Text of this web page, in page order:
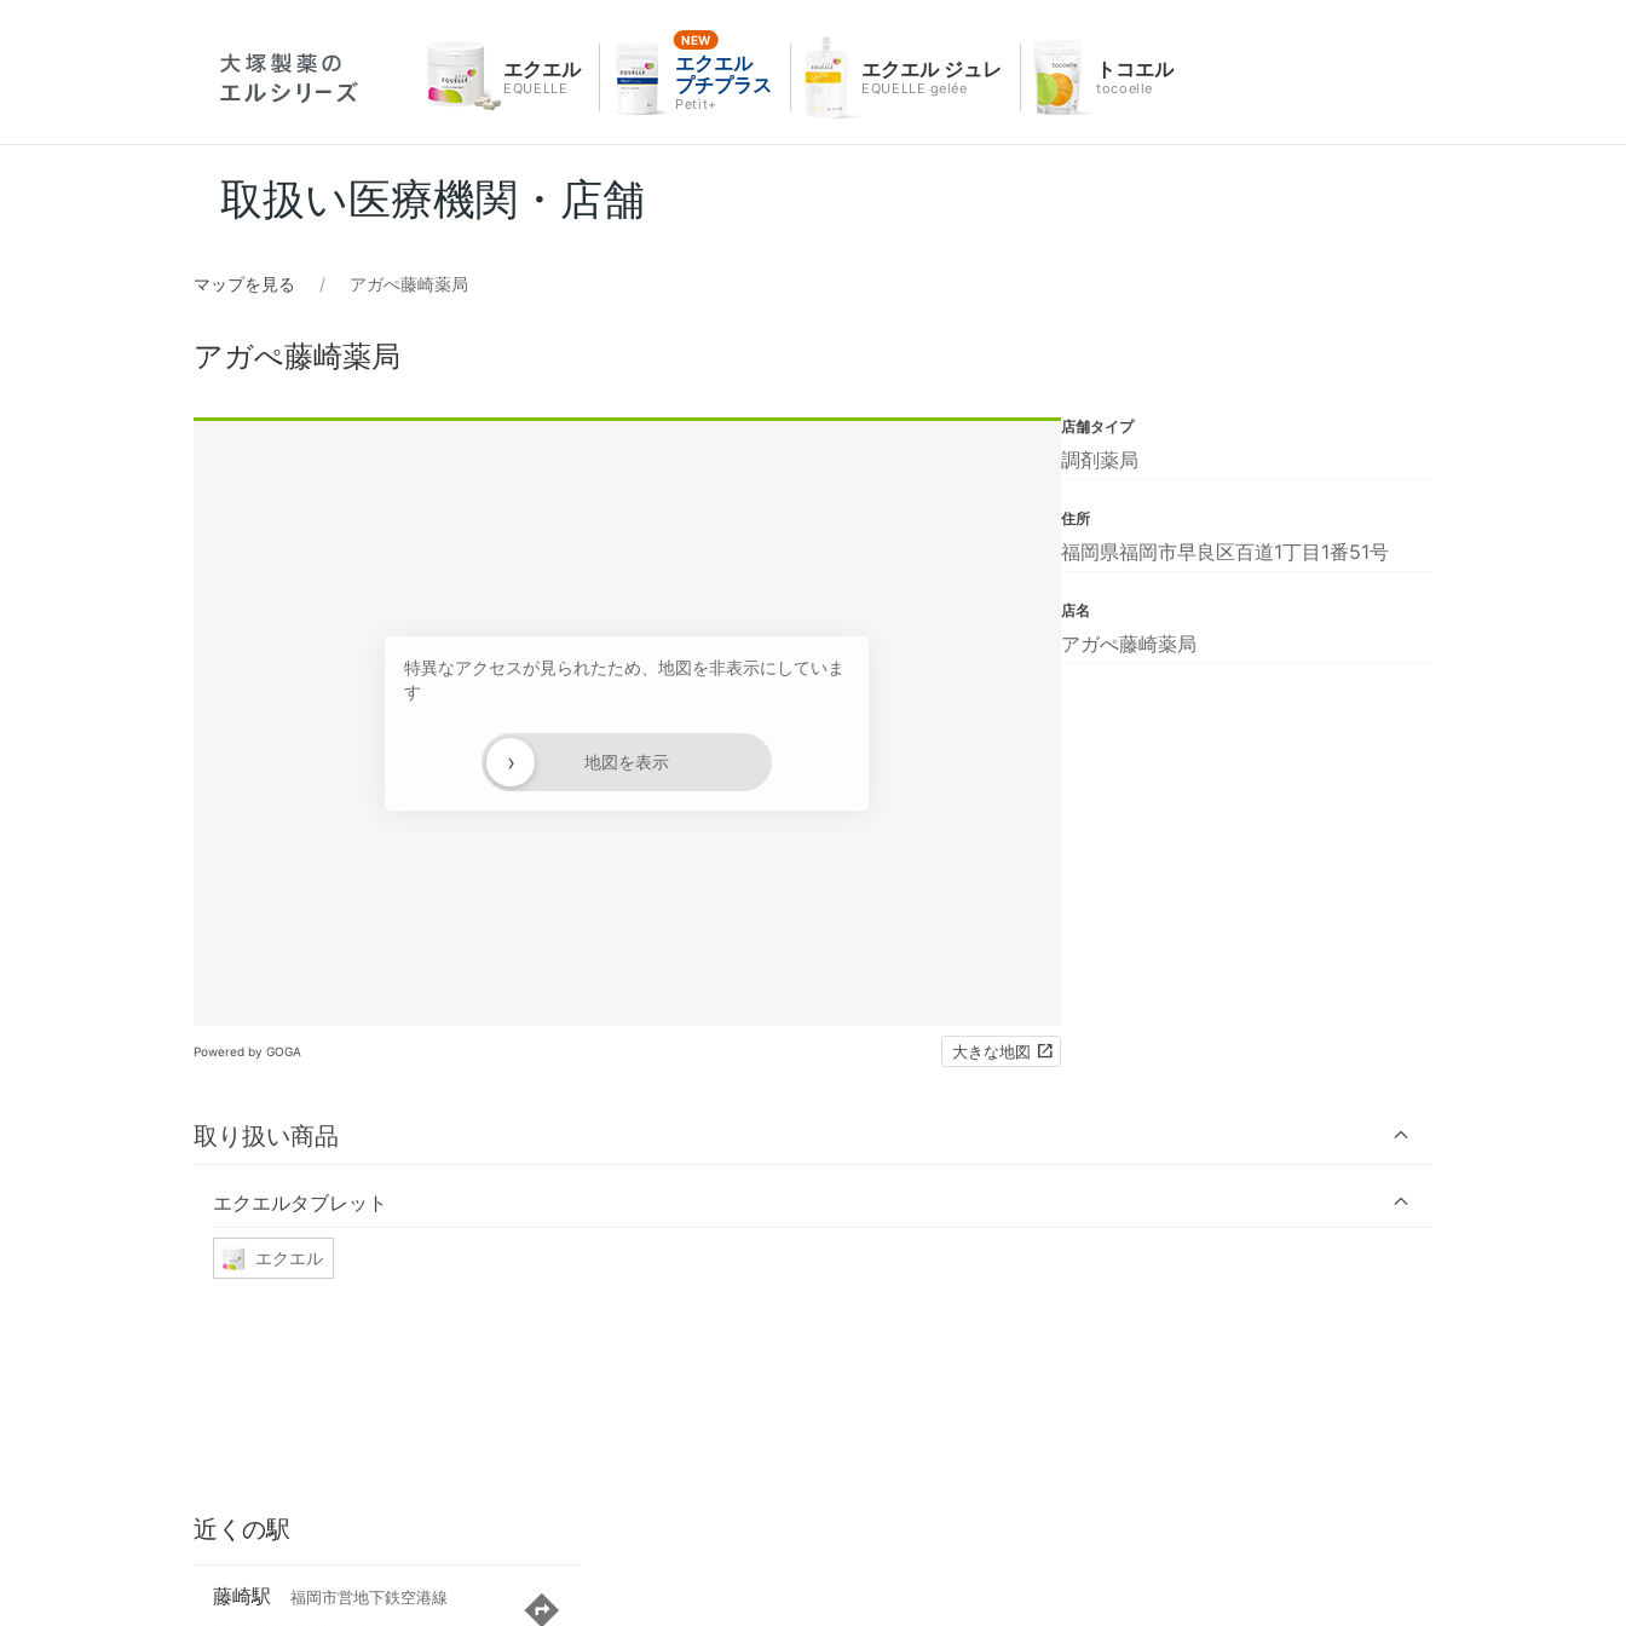
エクエル
EQUELLE
エクエル
プチプラス
Petit+
エクエル ジュレ
EQUELLE gelée
トコエル
tocoelle
取扱い医療機関・店舗
マップを見る アガぺ藤崎薬局
アガぺ藤崎薬局
特異なアクセスが見られたため、地図を非表示にしていま
す
地図を表示
›
Powered by GOGA 大きな地図
取り扱い商品
エクエルタブレット
エクエル
店舗タイプ
調剤薬局
住所
福岡県福岡市早良区百道1丁目1番51号
店名
アガぺ藤崎薬局
近くの駅
藤崎駅 福岡市営地下鉄空港線